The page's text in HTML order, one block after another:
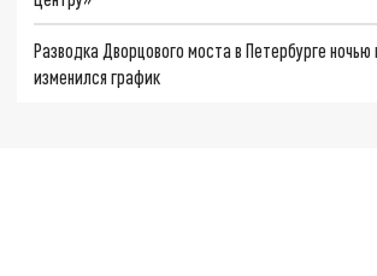
Разводка Дворцового моста в Петербурге ночью
изменился график